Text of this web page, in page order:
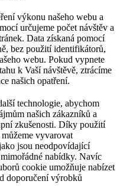
výkonu našeho webu a
určujeme počet návštěv a
Data získaná pomocí
bez použití identifikátorů,
webu. Pokud vypnete
k Vaší návštěvě, ztrácíme
našich opatření.
technologie, abychom
našich zákazníků a
zkušenosti. Díky použití
vyvarovat
jsou neodpovídající
nabídky. Navíc
cookie umožňuje nabízet
doporučení výrobků